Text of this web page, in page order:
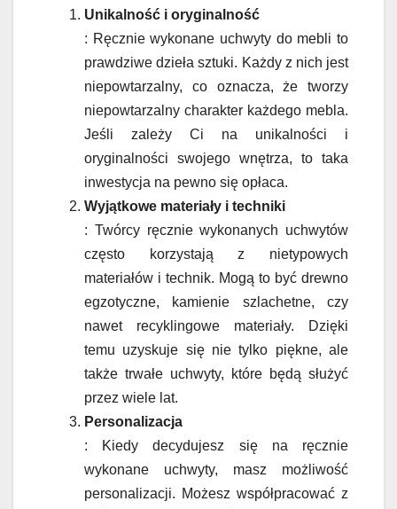
Unikalność i oryginalność
: Ręcznie wykonane uchwyty do mebli to
prawdziwe dzieła sztuki. Każdy z nich jest
niepowtarzalny, co oznacza, że tworzy
niepowtarzalny charakter każdego mebla.
Jeśli zależy Ci na unikalności i
oryginalności swojego wnętrza, to taka
inwestycja na pewno się opłaca.
Wyjątkowe materiały i techniki
: Twórcy ręcznie wykonanych uchwytów
często korzystają z nietypowych
materiałów i technik. Mogą to być drewno
egzotyczne, kamienie szlachetne, czy
nawet recyklingowe materiały. Dzięki
temu uzyskuje się nie tylko piękne, ale
także trwałe uchwyty, które będą służyć
przez wiele lat.
Personalizacja
: Kiedy decydujesz się na ręcznie
wykonane uchwyty, masz możliwość
personalizacji. Możesz współpracować z